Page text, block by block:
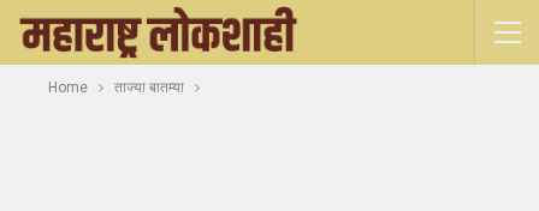
Home ताज्या बातम्या